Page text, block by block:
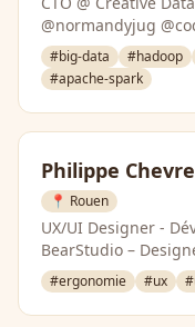
@normandyjug
@devoxx4kidsfr
#big-data #hadoop
#apache-spark
Philippe
📍 Rouen
UX/UI Designer -
BearStudio –
devenir, j’aime
#ergonomie #ux